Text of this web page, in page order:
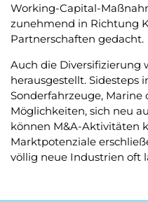
Working-Capital-
zunehmend in Richtung
Partnerschaften gedacht.
Auch die Diversifizierung
herausgestellt. Sidesteps
Sonderfahrzeuge,
Möglichkeiten, sich neu
können M&A-Aktivitäten
Marktpotenziale
völlig neue Industrien oft